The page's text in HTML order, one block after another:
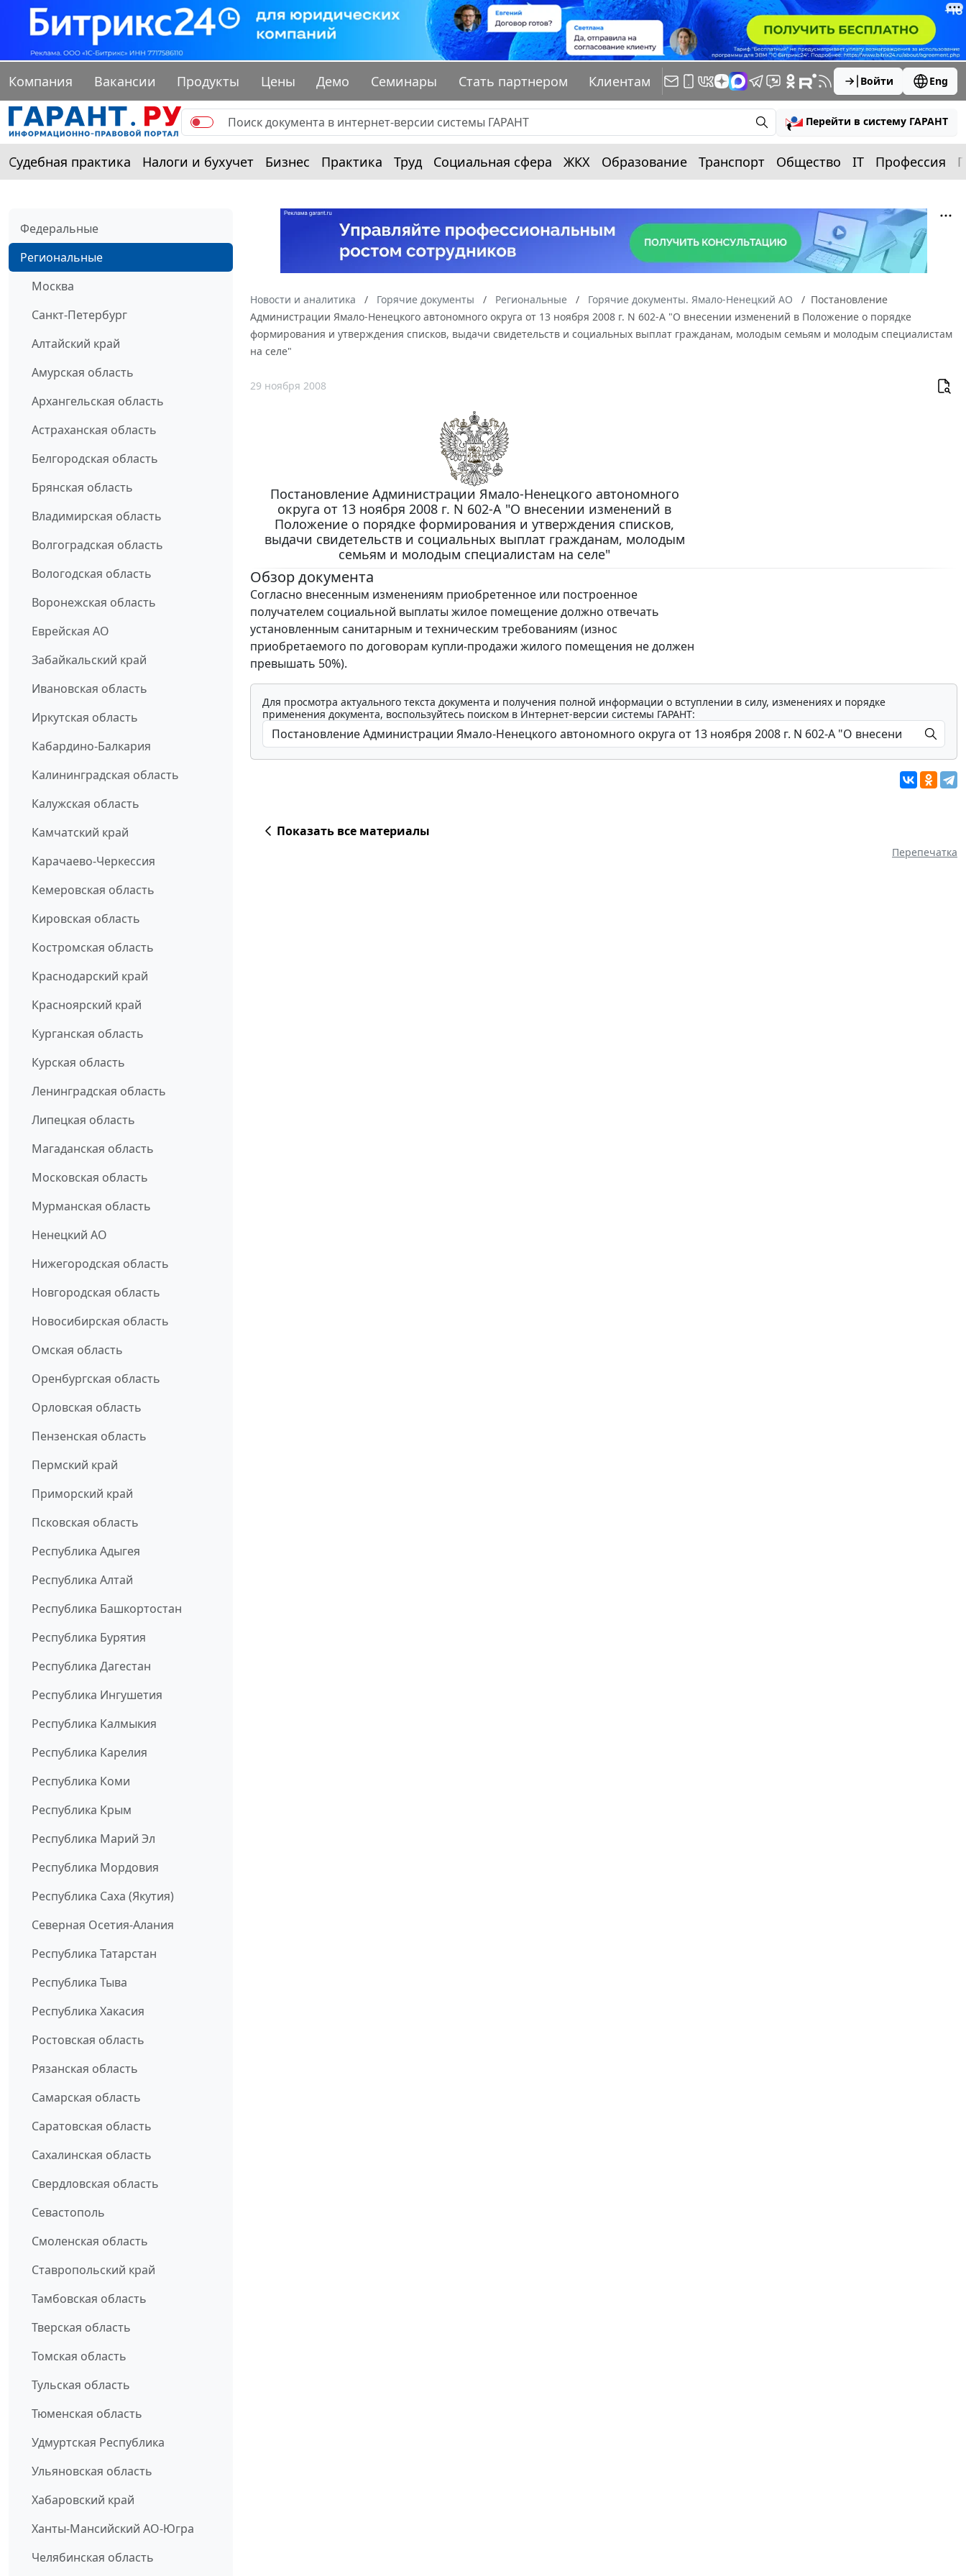
Компания Вакансии Продукты Цены Демо Семинары Стать партнером Клиентам Войти Eng
Перейти в систему ГАРАНТ
Судебная практика Налоги и бухучет Бизнес Практика Труд Социальная сфера ЖКХ Образование Транспорт Общество IT Профессия
Федеральные
Региональные
Москва
Санкт-Петербург
Алтайский край
Амурская область
Архангельская область
Астраханская область
Белгородская область
Брянская область
Владимирская область
Волгоградская область
Вологодская область
Воронежская область
Еврейская АО
Забайкальский край
Ивановская область
Иркутская область
Кабардино-Балкария
Калининградская область
Калужская область
Камчатский край
Карачаево-Черкессия
Кемеровская область
Кировская область
Костромская область
Краснодарский край
Красноярский край
Курганская область
Курская область
Ленинградская область
Липецкая область
Магаданская область
Московская область
Мурманская область
Ненецкий АО
Нижегородская область
Новгородская область
Новосибирская область
Омская область
Оренбургская область
Орловская область
Пензенская область
Пермский край
Приморский край
Псковская область
Республика Адыгея
Республика Алтай
Республика Башкортостан
Республика Бурятия
Республика Дагестан
Республика Ингушетия
Республика Калмыкия
Республика Карелия
Республика Коми
Республика Крым
Республика Марий Эл
Республика Мордовия
Республика Саха (Якутия)
Северная Осетия-Алания
Республика Татарстан
Республика Тыва
Республика Хакасия
Ростовская область
Рязанская область
Самарская область
Саратовская область
Сахалинская область
Свердловская область
Севастополь
Смоленская область
Ставропольский край
Тамбовская область
Тверская область
Томская область
Тульская область
Тюменская область
Удмуртская Республика
Ульяновская область
Хабаровский край
Ханты-Мансийский АО-Югра
Челябинская область
Новости и аналитика Горячие документы Региональные Горячие документы. Ямало-Ненецкий АО
Постановление
Администрации Ямало-Ненецкого автономного округа от 13 ноября 2008 г. N 602-А "О внесении изменений в Положение о порядке
формирования и утверждения списков, выдачи свидетельств и социальных выплат гражданам, молодым семьям и молодым специалистам
на селе"
29 ноября 2008
Постановление Администрации Ямало-Ненецкого автономного
округа от 13 ноября 2008 г. N 602-А "О внесении изменений в
Положение о порядке формирования и утверждения списков,
выдачи свидетельств и социальных выплат гражданам, молодым
семьям и молодым специалистам на селе"
Обзор документа
Согласно внесенным изменениям приобретенное или построенное
получателем социальной выплаты жилое помещение должно отвечать
установленным санитарным и техническим требованиям (износ
приобретаемого по договорам купли-продажи жилого помещения не должен
превышать 50%).
Для просмотра актуального текста документа и получения полной информации о вступлении в силу, изменениях и порядке
применения документа, воспользуйтесь поиском в Интернет-версии системы ГАРАНТ:
Показать все материалы
Перепечатка